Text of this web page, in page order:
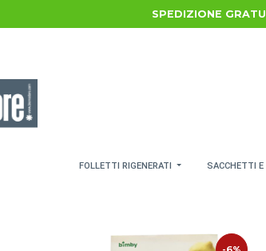
SPEDIZIONE
FOLLETTI RIGENERATI SACCHETTI E